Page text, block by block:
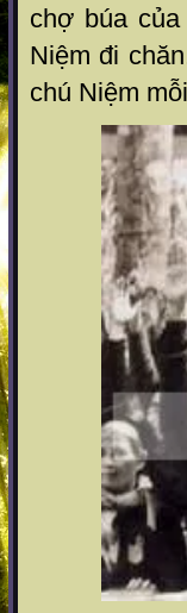
chợ búa
Niệm đi
chú Niệm